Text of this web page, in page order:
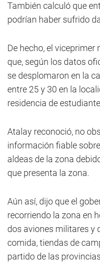
También calculó que
podrían haber sufrido
De hecho, el
que, según los datos
se desplomaron en la
entre 25 y 30 en la
residencia de
Atalay reconoció, no
información fiable
aldeas de la zona
que presenta la zona.
Aún así, dijo que el
recorriendo la zona en
dos aviones militares y
comida, tiendas de
partido de las